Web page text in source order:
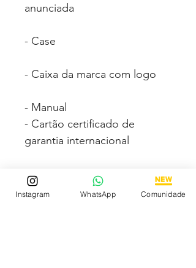
anunciada
- Case
- Caixa da marca com logo
- Manual
- Cartão certificado de
garantia internacional
Fotos e vídeos 100% reais
dos modelos a venda.
Instagram WhatsApp Comunidade